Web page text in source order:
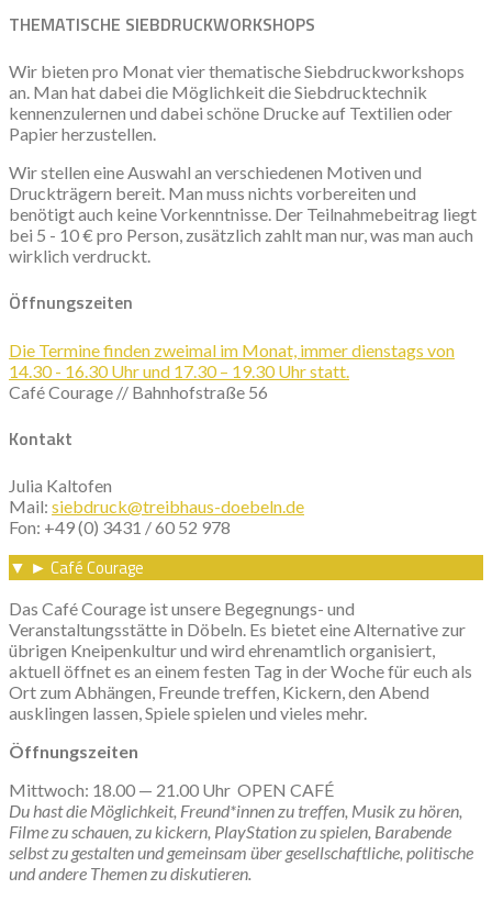
THEMATISCHE SIEBDRUCKWORKSHOPS
Wir bieten pro Monat vier thematische Siebdruckworkshops
an. Man hat dabei die Möglichkeit die Siebdrucktechnik
kennenzulernen und dabei schöne Drucke auf Textilien oder
Papier herzustellen.
Wir stellen eine Auswahl an verschiedenen Motiven und
Druckträgern bereit. Man muss nichts vorbereiten und
benötigt auch keine Vorkenntnisse. Der Teilnahmebeitrag liegt
bei 5 - 10 € pro Person, zusätzlich zahlt man nur, was man auch
wirklich verdruckt.
Öffnungszeiten
Die Termine finden zweimal im Monat, immer dienstags von
14.30 - 16.30 Uhr und 17.30 – 19.30 Uhr statt.
Café Courage // Bahnhofstraße 56
Kontakt
Julia Kaltofen
Mail: siebdruck@treibhaus-doebeln.de
Fon: +49 (0) 3431 / 60 52 978
▼ ► Café Courage
Das Café Courage ist unsere Begegnungs- und
Veranstaltungsstätte in Döbeln. Es bietet eine Alternative zur
übrigen Kneipenkultur und wird ehrenamtlich organisiert,
aktuell öffnet es an einem festen Tag in der Woche für euch als
Ort zum Abhängen, Freunde treffen, Kickern, den Abend
ausklingen lassen, Spiele spielen und vieles mehr.
Öffnungszeiten
Mittwoch: 18.00 — 21.00 Uhr OPEN CAFÉ
Du hast die Möglichkeit, Freund*innen zu treffen, Musik zu hören,
Filme zu schauen, zu kickern, PlayStation zu spielen, Barabende
selbst zu gestalten und gemeinsam über gesellschaftliche, politische
und andere Themen zu diskutieren.